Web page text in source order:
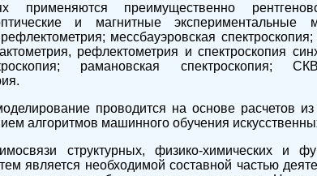
применяются преимущественно
и магнитные экспериментальные
мессбауэровская
рефлектометрия и спектроскопия
рамановская спектроскопия;
проводится на основе расчетов
алгоритмов машинного обучения
структурных, физико-химических и
является необходимой составной частью